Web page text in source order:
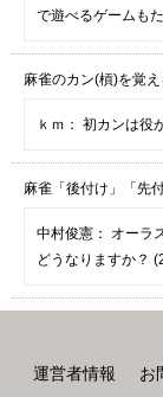
で遊べるゲームも
麻雀のカン(槓)を覚
ｋｍ： 初カンは役
麻雀「後付け」「先
中村俊憲： オーラ
どうなりますか？
運営者情報 お